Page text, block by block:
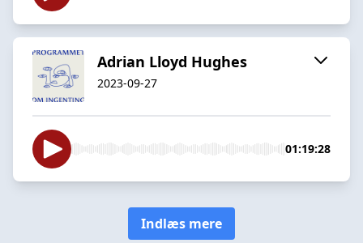
Adrian Lloyd Hughes
2023-09-27
01:19:28
Indlæs mere